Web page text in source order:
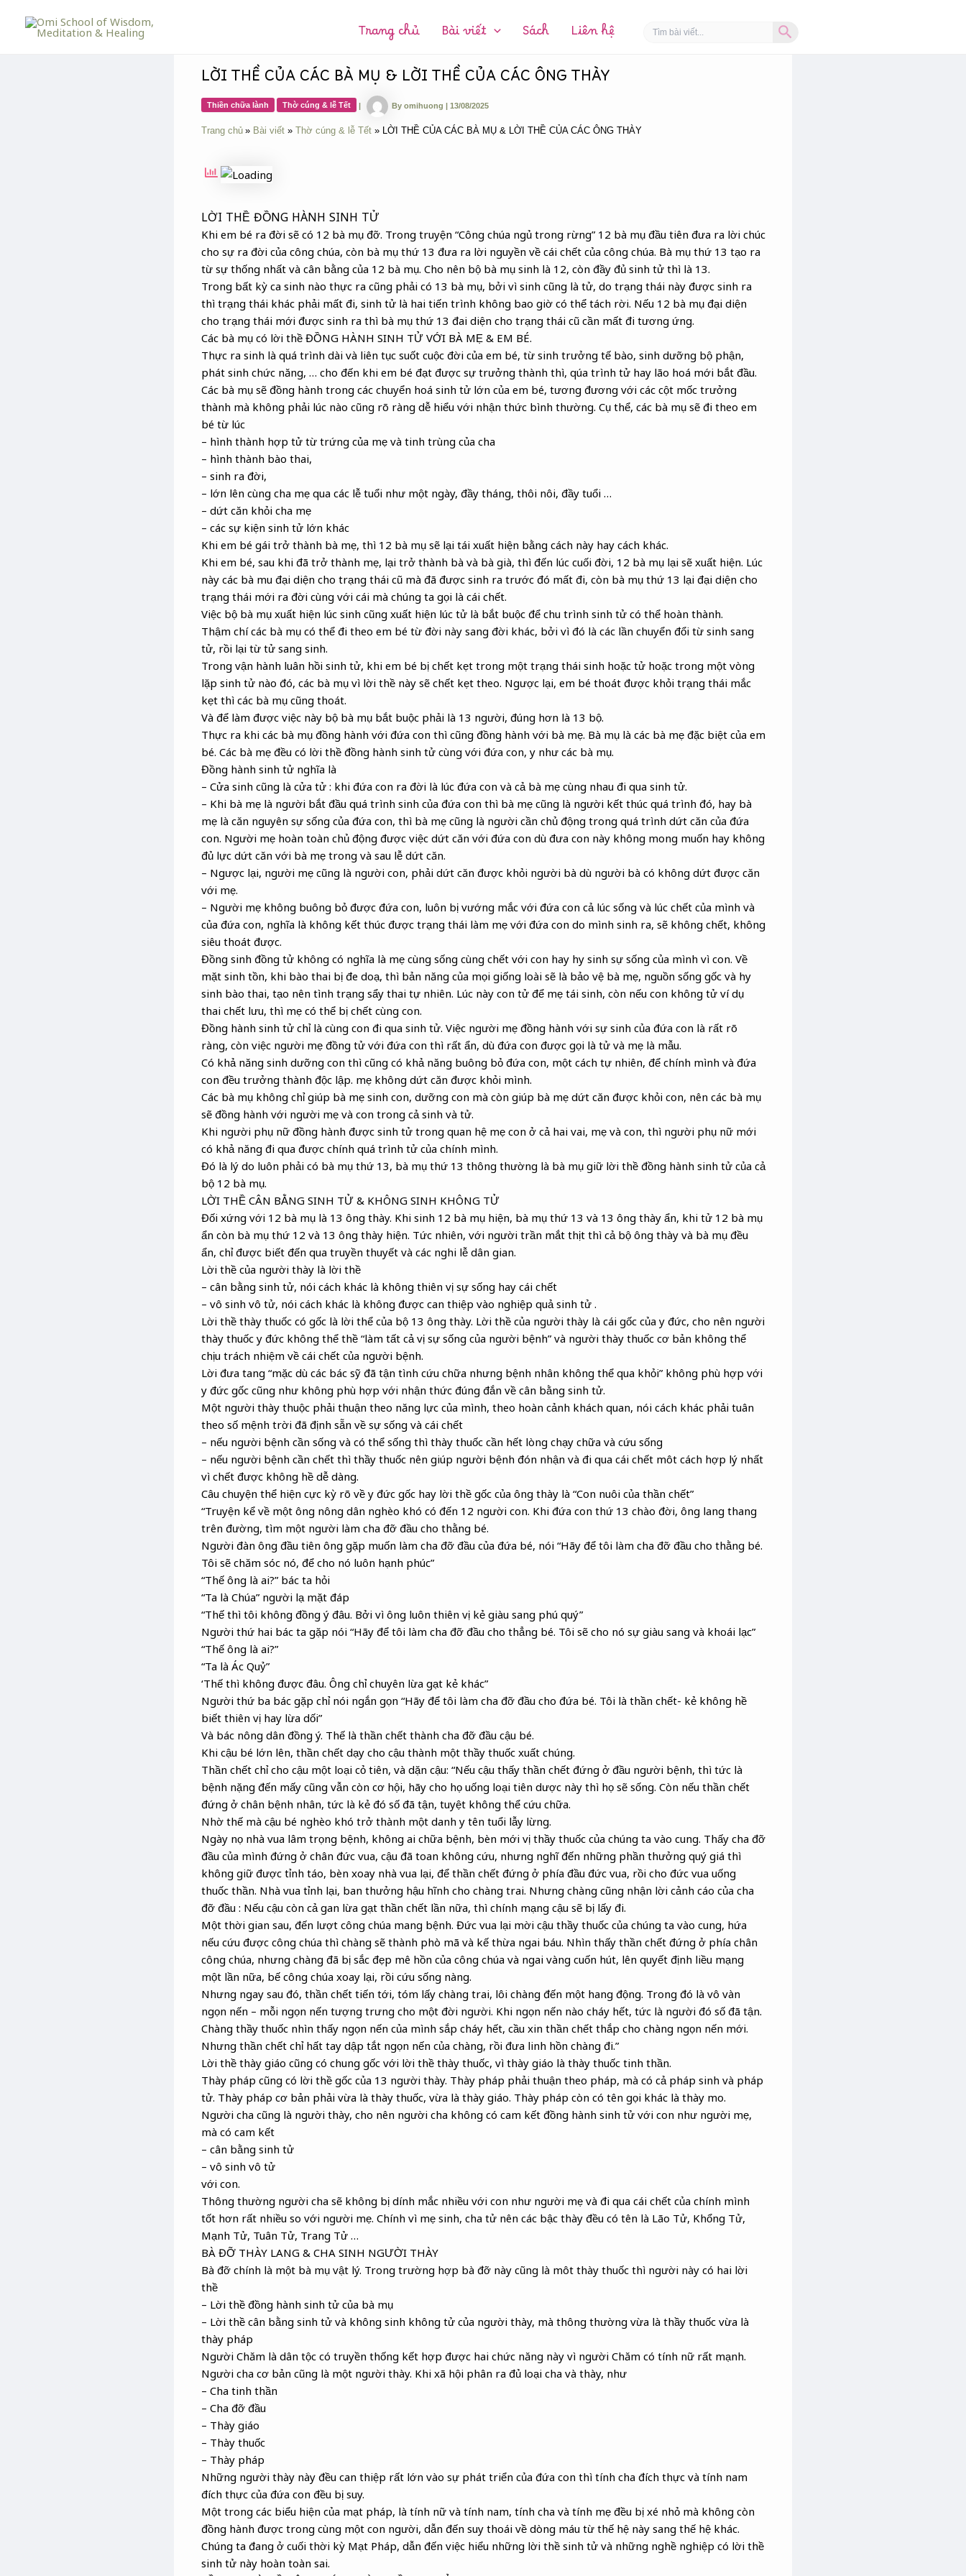
Trang chủ Bài viết Sách Liên hệ Search
for:
LỜI THỀ CỦA CÁC BÀ MỤ & LỜI THỀ CỦA CÁC ÔNG THÀY
Thiền chữa lành Thờ cúng & lễ Tết | By omihuong | 13/08/2025
Trang chủ Bài viết Thờ cúng & lễ Tết LỜI THỀ CỦA CÁC BÀ MỤ & LỜI THỀ CỦA CÁC ÔNG THÀY
LỜI THỀ ĐỒNG HÀNH SINH TỬ
Khi em bé ra đời sẽ có 12 bà mụ đỡ. Trong truyện “Công chúa ngủ trong rừng” 12 bà mụ đầu tiên đưa ra lời chúc
cho sự ra đời của công chúa, còn bà mụ thứ 13 đưa ra lời nguyền về cái chết của công chúa. Bà mụ thứ 13 tạo ra
từ sự thống nhất và cân bằng của 12 bà mụ. Cho nên bộ bà mụ sinh là 12, còn đầy đủ sinh tử thì là 13.
Trong bất kỳ ca sinh nào thực ra cũng phải có 13 bà mụ, bởi vì sinh cũng là tử, do trạng thái này được sinh ra
thì trạng thái khác phải mất đi, sinh tử là hai tiến trình không bao giờ có thể tách rời. Nếu 12 bà mụ đại diện
cho trạng thái mới được sinh ra thì bà mụ thứ 13 đai diện cho trạng thái cũ cần mất đi tương ứng.
Các bà mụ có lời thề ĐỒNG HÀNH SINH TỬ VỚI BÀ MẸ & EM BÉ.
Thực ra sinh là quá trình dài và liên tục suốt cuộc đời của em bé, từ sinh trưởng tế bào, sinh dưỡng bộ phận,
phát sinh chức năng, … cho đến khi em bé đạt được sự trưởng thành thì, qúa trình tử hay lão hoá mới bắt đầu.
Các bà mụ sẽ đồng hành trong các chuyển hoá sinh tử lớn của em bé, tương đương với các cột mốc trưởng
thành mà không phải lúc nào cũng rõ ràng dễ hiểu với nhận thức bình thường. Cụ thể, các bà mụ sẽ đi theo em
bé từ lúc
– hình thành hợp tử từ trứng của mẹ và tinh trùng của cha
– hình thành bào thai,
– sinh ra đời,
– lớn lên cùng cha mẹ qua các lễ tuổi như một ngày, đầy tháng, thôi nôi, đầy tuổi …
– dứt căn khỏi cha mẹ
– các sự kiện sinh tử lớn khác
Khi em bé gái trở thành bà mẹ, thì 12 bà mụ sẽ lại tái xuất hiện bằng cách này hay cách khác.
Khi em bé, sau khi đã trở thành mẹ, lại trở thành bà và bà già, thì đến lúc cuối đời, 12 bà mụ lại sẽ xuất hiện. Lúc
này các bà mu đại diện cho trạng thái cũ mà đã được sinh ra trước đó mất đi, còn bà mụ thứ 13 lại đại diện cho
trạng thái mới ra đời cùng với cái mà chúng ta gọi là cái chết.
Việc bộ bà mụ xuất hiện lúc sinh cũng xuất hiện lúc tử là bắt buộc để chu trình sinh tử có thể hoàn thành.
Thậm chí các bà mụ có thể đi theo em bé từ đời này sang đời khác, bởi vì đó là các lần chuyển đổi từ sinh sang
tử, rồi lại từ tử sang sinh.
Trong vận hành luân hồi sinh tử, khi em bé bị chết kẹt trong một trạng thái sinh hoặc tử hoặc trong một vòng
lặp sinh tử nào đó, các bà mụ vì lời thề này sẽ chết kẹt theo. Ngược lại, em bé thoát được khỏi trạng thái mắc
kẹt thì các bà mụ cũng thoát.
Và để làm được việc này bộ bà mụ bắt buộc phải là 13 người, đúng hơn là 13 bộ.
Thực ra khi các bà mụ đồng hành với đứa con thì cũng đồng hành với bà mẹ. Bà mụ là các bà mẹ đặc biệt của em
bé. Các bà mẹ đều có lời thề đồng hành sinh tử cùng với đứa con, y như các bà mụ.
Đồng hành sinh tử nghĩa là
– Cửa sinh cũng là cửa tử : khi đứa con ra đời là lúc đứa con và cả bà mẹ cùng nhau đi qua sinh tử.
– Khi bà mẹ là người bắt đầu quá trình sinh của đứa con thì bà mẹ cũng là người kết thúc quá trình đó, hay bà
mẹ là căn nguyên sự sống của đứa con, thì bà mẹ cũng là người cần chủ động trong quá trình dứt căn của đứa
con. Người mẹ hoàn toàn chủ động được việc dứt căn với đứa con dù đưa con này không mong muốn hay không
đủ lực dứt căn với bà mẹ trong và sau lễ dứt căn.
– Ngược lại, người mẹ cũng là người con, phải dứt căn được khỏi người bà dù người bà có không dứt được căn
với mẹ.
– Người mẹ không buông bỏ được đứa con, luôn bị vướng mắc với đứa con cả lúc sống và lúc chết của mình và
của đứa con, nghĩa là không kết thúc được trạng thái làm mẹ với đứa con do mình sinh ra, sẽ không chết, không
siêu thoát được.
Đồng sinh đồng tử không có nghĩa là mẹ cùng sống cùng chết với con hay hy sinh sự sống của mình vì con. Về
mặt sinh tồn, khi bào thai bị đe doạ, thì bản năng của mọi giống loài sẽ là bảo vệ bà mẹ, nguồn sống gốc và hy
sinh bào thai, tạo nên tình trạng sẩy thai tự nhiên. Lúc này con tử để mẹ tái sinh, còn nếu con không tử ví dụ
thai chết lưu, thì mẹ có thể bị chết cùng con.
Đồng hành sinh tử chỉ là cùng con đi qua sinh tử. Việc người mẹ đồng hành với sự sinh của đứa con là rất rõ
ràng, còn việc người mẹ đồng tử với đứa con thì rất ẩn, dù đứa con được gọi là tử và mẹ là mẫu.
Có khả năng sinh dưỡng con thì cũng có khả năng buông bỏ đứa con, một cách tự nhiên, để chính mình và đứa
con đều trưởng thành độc lập. mẹ không dứt căn được khỏi mình.
Các bà mụ không chỉ giúp bà mẹ sinh con, dưỡng con mà còn giúp bà mẹ dứt căn được khỏi con, nên các bà mụ
sẽ đồng hành với người mẹ và con trong cả sinh và tử.
Khi người phụ nữ đồng hành được sinh tử trong quan hệ mẹ con ở cả hai vai, mẹ và con, thì người phụ nữ mới
có khả năng đi qua được chính quá trình tử của chính mình.
Đó là lý do luôn phải có bà mụ thứ 13, bà mụ thứ 13 thông thường là bà mụ giữ lời thề đồng hành sinh tử của cả
bộ 12 bà mụ.
LỜI THỀ CÂN BẰNG SINH TỬ & KHÔNG SINH KHÔNG TỬ
Đối xứng với 12 bà mụ là 13 ông thày. Khi sinh 12 bà mụ hiện, bà mụ thứ 13 và 13 ông thày ẩn, khi tử 12 bà mụ
ẩn còn bà mụ thứ 12 và 13 ông thày hiện. Tức nhiên, với người trần mắt thịt thì cả bộ ông thày và bà mụ đều
ẩn, chỉ được biết đến qua truyền thuyết và các nghi lễ dân gian.
Lời thề của người thày là lời thề
– cân bằng sinh tử, nói cách khác là không thiên vị sự sống hay cái chết
– vô sinh vô tử, nói cách khác là không được can thiệp vào nghiệp quả sinh tử .
Lời thề thày thuốc có gốc là lời thể của bộ 13 ông thày. Lời thề của người thày là cái gốc của y đức, cho nên người
thày thuốc y đức không thể thề “làm tất cả vị sự sống của người bệnh” và người thày thuốc cơ bản không thể
chịu trách nhiệm về cái chết của người bệnh.
Lời đưa tang “mặc dù các bác sỹ đã tận tình cứu chữa nhưng bệnh nhân không thể qua khỏi” không phù hợp với
y đức gốc cũng như không phù hợp với nhận thức đúng đắn về cân bằng sinh tử.
Một người thày thuộc phải thuận theo năng lực của mình, theo hoàn cảnh khách quan, nói cách khác phải tuân
theo số mệnh trời đã định sẵn về sự sống và cái chết
– nếu người bệnh cần sống và có thể sống thì thày thuốc cần hết lòng chạy chữa và cứu sống
– nếu người bệnh cần chết thì thầy thuốc nên giúp người bệnh đón nhận và đi qua cái chết môt cách hợp lý nhất
vì chết được không hề dễ dàng.
Câu chuyện thể hiện cực kỳ rõ về y đức gốc hay lời thề gốc của ông thày là “Con nuôi của thần chết”
“Truyện kể về một ông nông dân nghèo khó có đến 12 người con. Khi đứa con thứ 13 chào đời, ông lang thang
trên đường, tìm một người làm cha đỡ đầu cho thằng bé.
Người đàn ông đầu tiên ông gặp muốn làm cha đỡ đầu của đứa bé, nói “Hãy để tôi làm cha đỡ đầu cho thằng bé.
Tôi sẽ chăm sóc nó, để cho nó luôn hạnh phúc”
“Thế ông là ai?” bác ta hỏi
“Ta là Chúa” người lạ mặt đáp
“Thế thì tôi không đồng ý đâu. Bởi vì ông luôn thiên vị kẻ giàu sang phú quý”
Người thứ hai bác ta gặp nói “Hãy để tôi làm cha đỡ đầu cho thẳng bé. Tôi sẽ cho nó sự giàu sang và khoái lạc”
“Thế ông là ai?”
“Ta là Ác Quỷ”
‘Thế thì không được đâu. Ông chỉ chuyên lừa gạt kẻ khác”
Người thứ ba bác gặp chỉ nói ngắn gọn “Hãy để tôi làm cha đỡ đầu cho đứa bé. Tôi là thần chết- kẻ không hề
biết thiên vị hay lừa dối”
Và bác nông dân đồng ý. Thế là thần chết thành cha đỡ đầu cậu bé.
Khi cậu bé lớn lên, thần chết dạy cho cậu thành một thầy thuốc xuất chúng.
Thần chết chỉ cho cậu một loại cỏ tiên, và dặn cậu: “Nếu cậu thấy thần chết đứng ở đầu người bệnh, thì tức là
bệnh nặng đến mấy cũng vẫn còn cơ hội, hãy cho họ uống loại tiên dược này thì họ sẽ sống. Còn nếu thần chết
đứng ở chân bệnh nhân, tức là kẻ đó số đã tận, tuyệt không thể cứu chữa.
Nhờ thế mà cậu bé nghèo khó trở thành một danh y tên tuổi lẫy lừng.
Ngày nọ nhà vua lâm trọng bệnh, không ai chữa bệnh, bèn mới vị thầy thuốc của chúng ta vào cung. Thấy cha đỡ
đầu của mình đứng ở chân đức vua, cậu đã toan không cứu, nhưng nghĩ đến những phần thưởng quý giá thì
không giữ được tỉnh táo, bèn xoay nhà vua lại, để thần chết đứng ở phía đầu đức vua, rồi cho đức vua uống
thuốc thần. Nhà vua tỉnh lại, ban thưởng hậu hĩnh cho chàng trai. Nhưng chàng cũng nhận lời cảnh cáo của cha
đỡ đầu : Nếu cậu còn cả gan lừa gạt thần chết lần nữa, thì chính mạng cậu sẽ bị lấy đi.
Một thời gian sau, đến lượt công chúa mang bệnh. Đức vua lại mời cậu thầy thuốc của chúng ta vào cung, hứa
nếu cứu được công chúa thì chàng sẽ thành phò mã và kế thừa ngai báu. Nhìn thấy thần chết đứng ở phía chân
công chúa, nhưng chàng đã bị sắc đẹp mê hồn của công chúa và ngai vàng cuốn hút, lên quyết định liều mạng
một lần nữa, bế công chúa xoay lại, rồi cứu sống nàng.
Nhưng ngay sau đó, thần chết tiến tới, tóm lấy chàng trai, lôi chàng đến một hang động. Trong đó là vô vàn
ngọn nến – mỗi ngọn nến tượng trưng cho một đời người. Khi ngọn nến nào cháy hết, tức là người đó số đã tận.
Chàng thầy thuốc nhìn thấy ngọn nến của mình sắp cháy hết, cầu xin thần chết thắp cho chàng ngọn nến mới.
Nhưng thần chết chỉ hất tay dập tắt ngọn nến của chàng, rồi đưa linh hồn chàng đi.”
Lời thề thày giáo cũng có chung gốc với lời thề thày thuốc, vì thày giáo là thày thuốc tinh thần.
Thày pháp cũng có lời thề gốc của 13 người thày. Thày pháp phải thuận theo pháp, mà có cả pháp sinh và pháp
tử. Thày pháp cơ bản phải vừa là thày thuốc, vừa là thày giáo. Thày pháp còn có tên gọi khác là thày mo.
Người cha cũng là người thày, cho nên người cha không có cam kết đồng hành sinh tử với con như người mẹ,
mà có cam kết
– cân bằng sinh tử
– vô sinh vô tử
với con.
Thông thường người cha sẽ không bị dính mắc nhiều với con như người mẹ và đi qua cái chết của chính mình
tốt hơn rất nhiều so với người mẹ. Chính vì mẹ sinh, cha tử nên các bậc thày đều có tên là Lão Tử, Khổng Tử,
Mạnh Tử, Tuân Tử, Trang Tử …
BÀ ĐỠ THÀY LANG & CHA SINH NGƯỜI THÀY
Bà đỡ chính là một bà mụ vật lý. Trong trường hợp bà đỡ này cũng là môt thày thuốc thì người này có hai lời
thề
– Lời thề đồng hành sinh tử của bà mụ
– Lời thề cân bằng sinh tử và không sinh không tử của người thày, mà thông thường vừa là thầy thuốc vừa là
thày pháp
Người Chăm là dân tộc có truyền thống kết hợp được hai chức năng này vì người Chăm có tính nữ rất mạnh.
Người cha cơ bản cũng là một người thày. Khi xã hội phân ra đủ loại cha và thày, như
– Cha tinh thần
– Cha đỡ đầu
– Thày giáo
– Thày thuốc
– Thày pháp
Những người thày này đều can thiệp rất lớn vào sự phát triển của đứa con thì tính cha đích thực và tính nam
đích thực của đứa con đều bị suy.
Một trong các biểu hiện của mạt pháp, là tính nữ và tính nam, tính cha và tính mẹ đều bị xé nhỏ mà không còn
đồng hành được trong cùng một con người, dẫn đến suy thoái về dòng máu từ thế hệ này sang thế hệ khác.
Chúng ta đang ở cuối thời kỳ Mạt Pháp, dẫn đến việc hiểu những lời thề sinh tử và những nghề nghiệp có lời thề
sinh tử này hoàn toàn sai.